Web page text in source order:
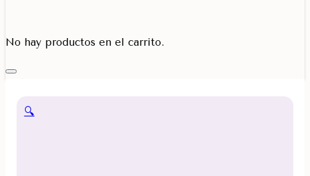
No hay productos en el carrito.
🔍